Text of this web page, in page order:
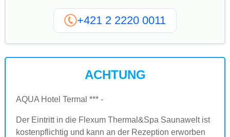
+421 2 2220 0011
ACHTUNG
AQUA Hotel Termal *** -
Der Eintritt in die Flexum Thermal&Spa Saunawelt ist
kostenpflichtig und kann an der Rezeption erworben